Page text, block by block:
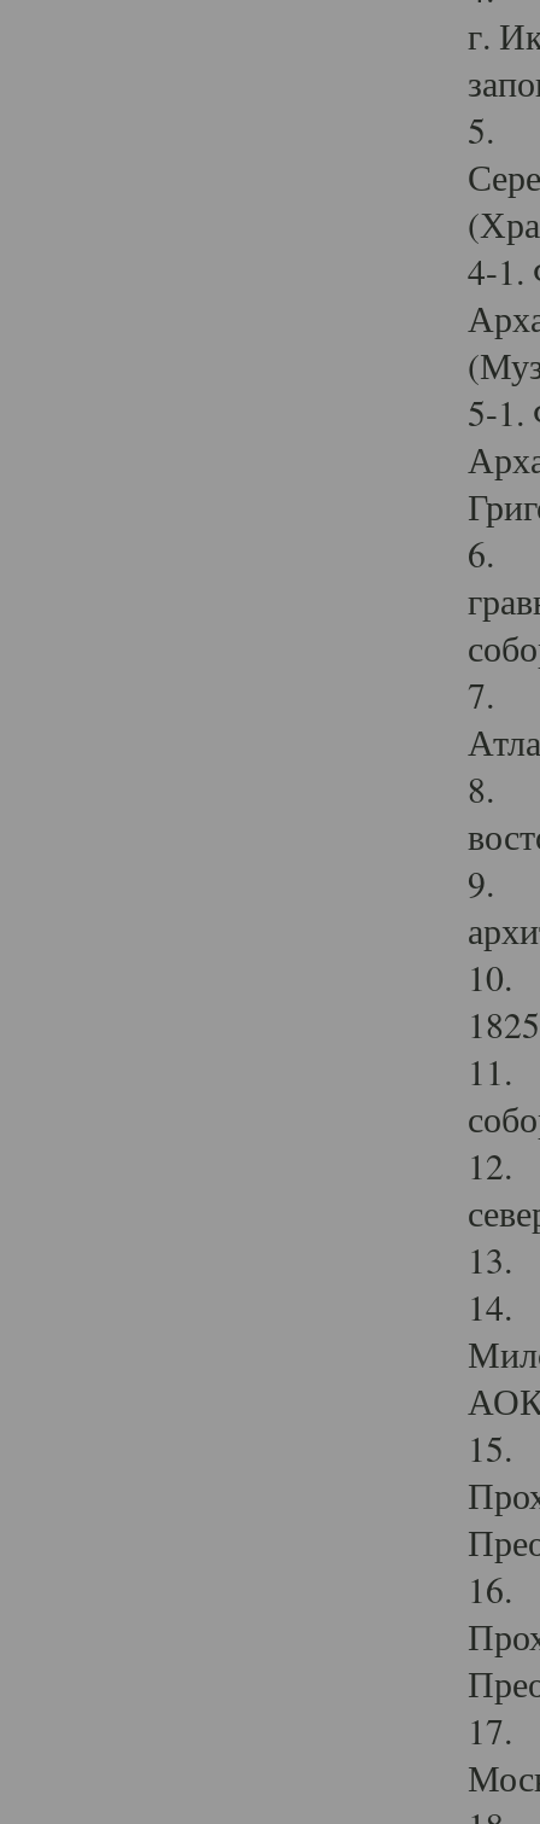
г.
5.
4-1.
5-1.
6.
7.
8.
9.
10.
11.
12.
13.
14.
15.
16.
17.